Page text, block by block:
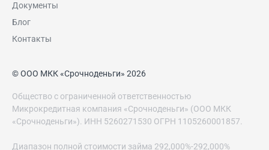
Документы
Блог
Контакты
© ООО МКК «Срочноденьги» 2026
Общество с ограниченной ответственностью
Микрокредитная компания «Срочноденьги» (ООО МКК
«Срочноденьги»). ИНН 5260271530 ОГРН 1105260001857.
Диапазон полной стоимости займа 292,000%-292,000%